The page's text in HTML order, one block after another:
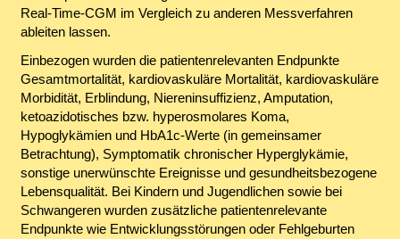
Real-Time-CGM im Vergleich zu anderen Messverfahren
ableiten lassen.
Einbezogen wurden die patientenrelevanten Endpunkte
Gesamtmortalität, kardiovaskuläre Mortalität, kardiovaskuläre
Morbidität, Erblindung, Niereninsuffizienz, Amputation,
ketoazidotisches bzw. hyperosmolares Koma,
Hypoglykämien und HbA1c-Werte (in gemeinsamer
Betrachtung), Symptomatik chronischer Hyperglykämie,
sonstige unerwünschte Ereignisse und gesundheitsbezogene
Lebensqualität. Bei Kindern und Jugendlichen sowie bei
Schwangeren wurden zusätzliche patientenrelevante
Endpunkte wie Entwicklungsstörungen oder Fehlgeburten